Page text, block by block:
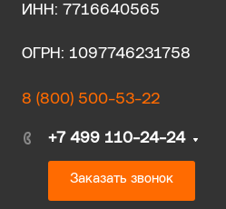
ИНН: 7716640565
ОГРН: 1097746231758
8 (800) 500-53-22
+7 499 110-24-24
Заказать звонок